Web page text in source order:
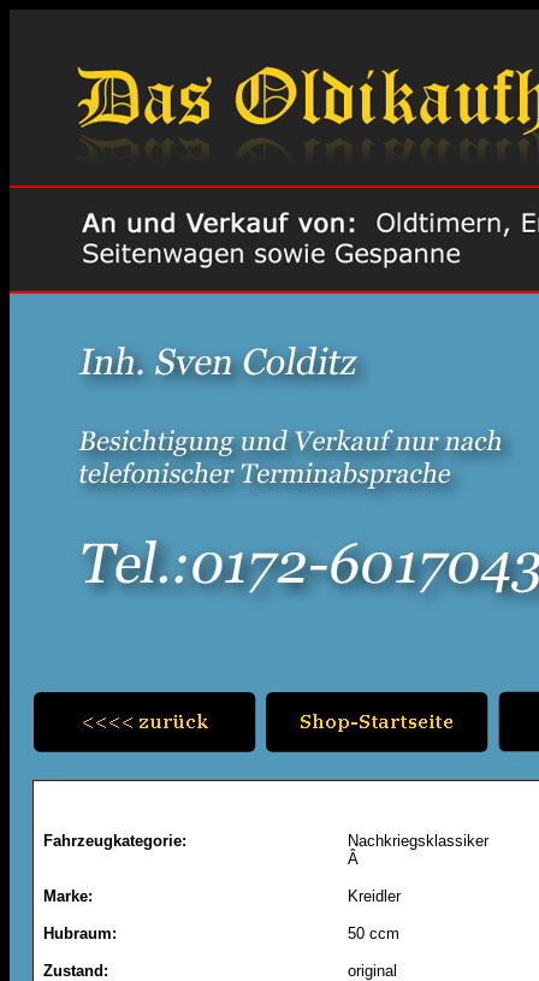
Fahrzeugkategorie:
Nachkriegsklassiker
Â
Marke: Kreidler
Hubraum: 50 ccm
Zustand: original